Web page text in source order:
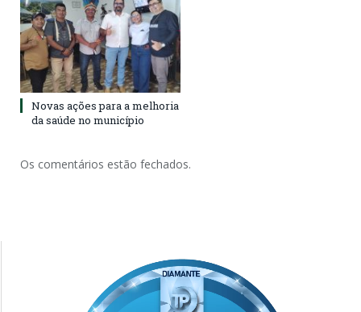
Novas ações para a melhoria
da saúde no município
Os comentários estão fechados.